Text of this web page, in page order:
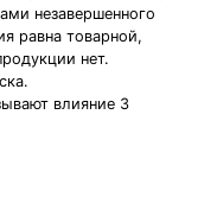
незавершенного
равна товарной,
нет.
влияние 3